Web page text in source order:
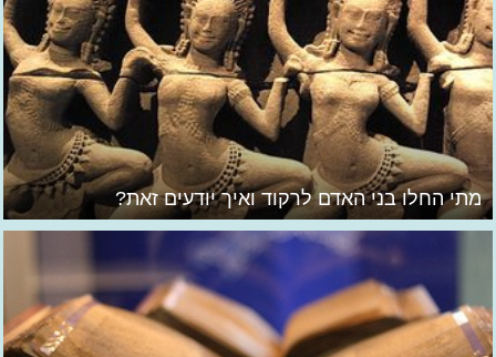
מתי החלו בני האדם לרקוד ואיך יודעים זאת?